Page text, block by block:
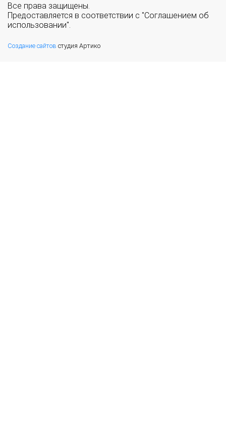
Все права защищены.
Предоставляется в соответствии с "Соглашением об
использовании".
Создание сайтов студия Артико